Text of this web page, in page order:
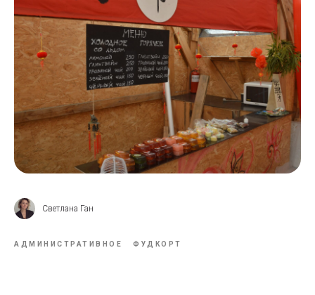
Светлана Ган
АДМИНИСТРАТИВНОЕ ФУДКОРТ